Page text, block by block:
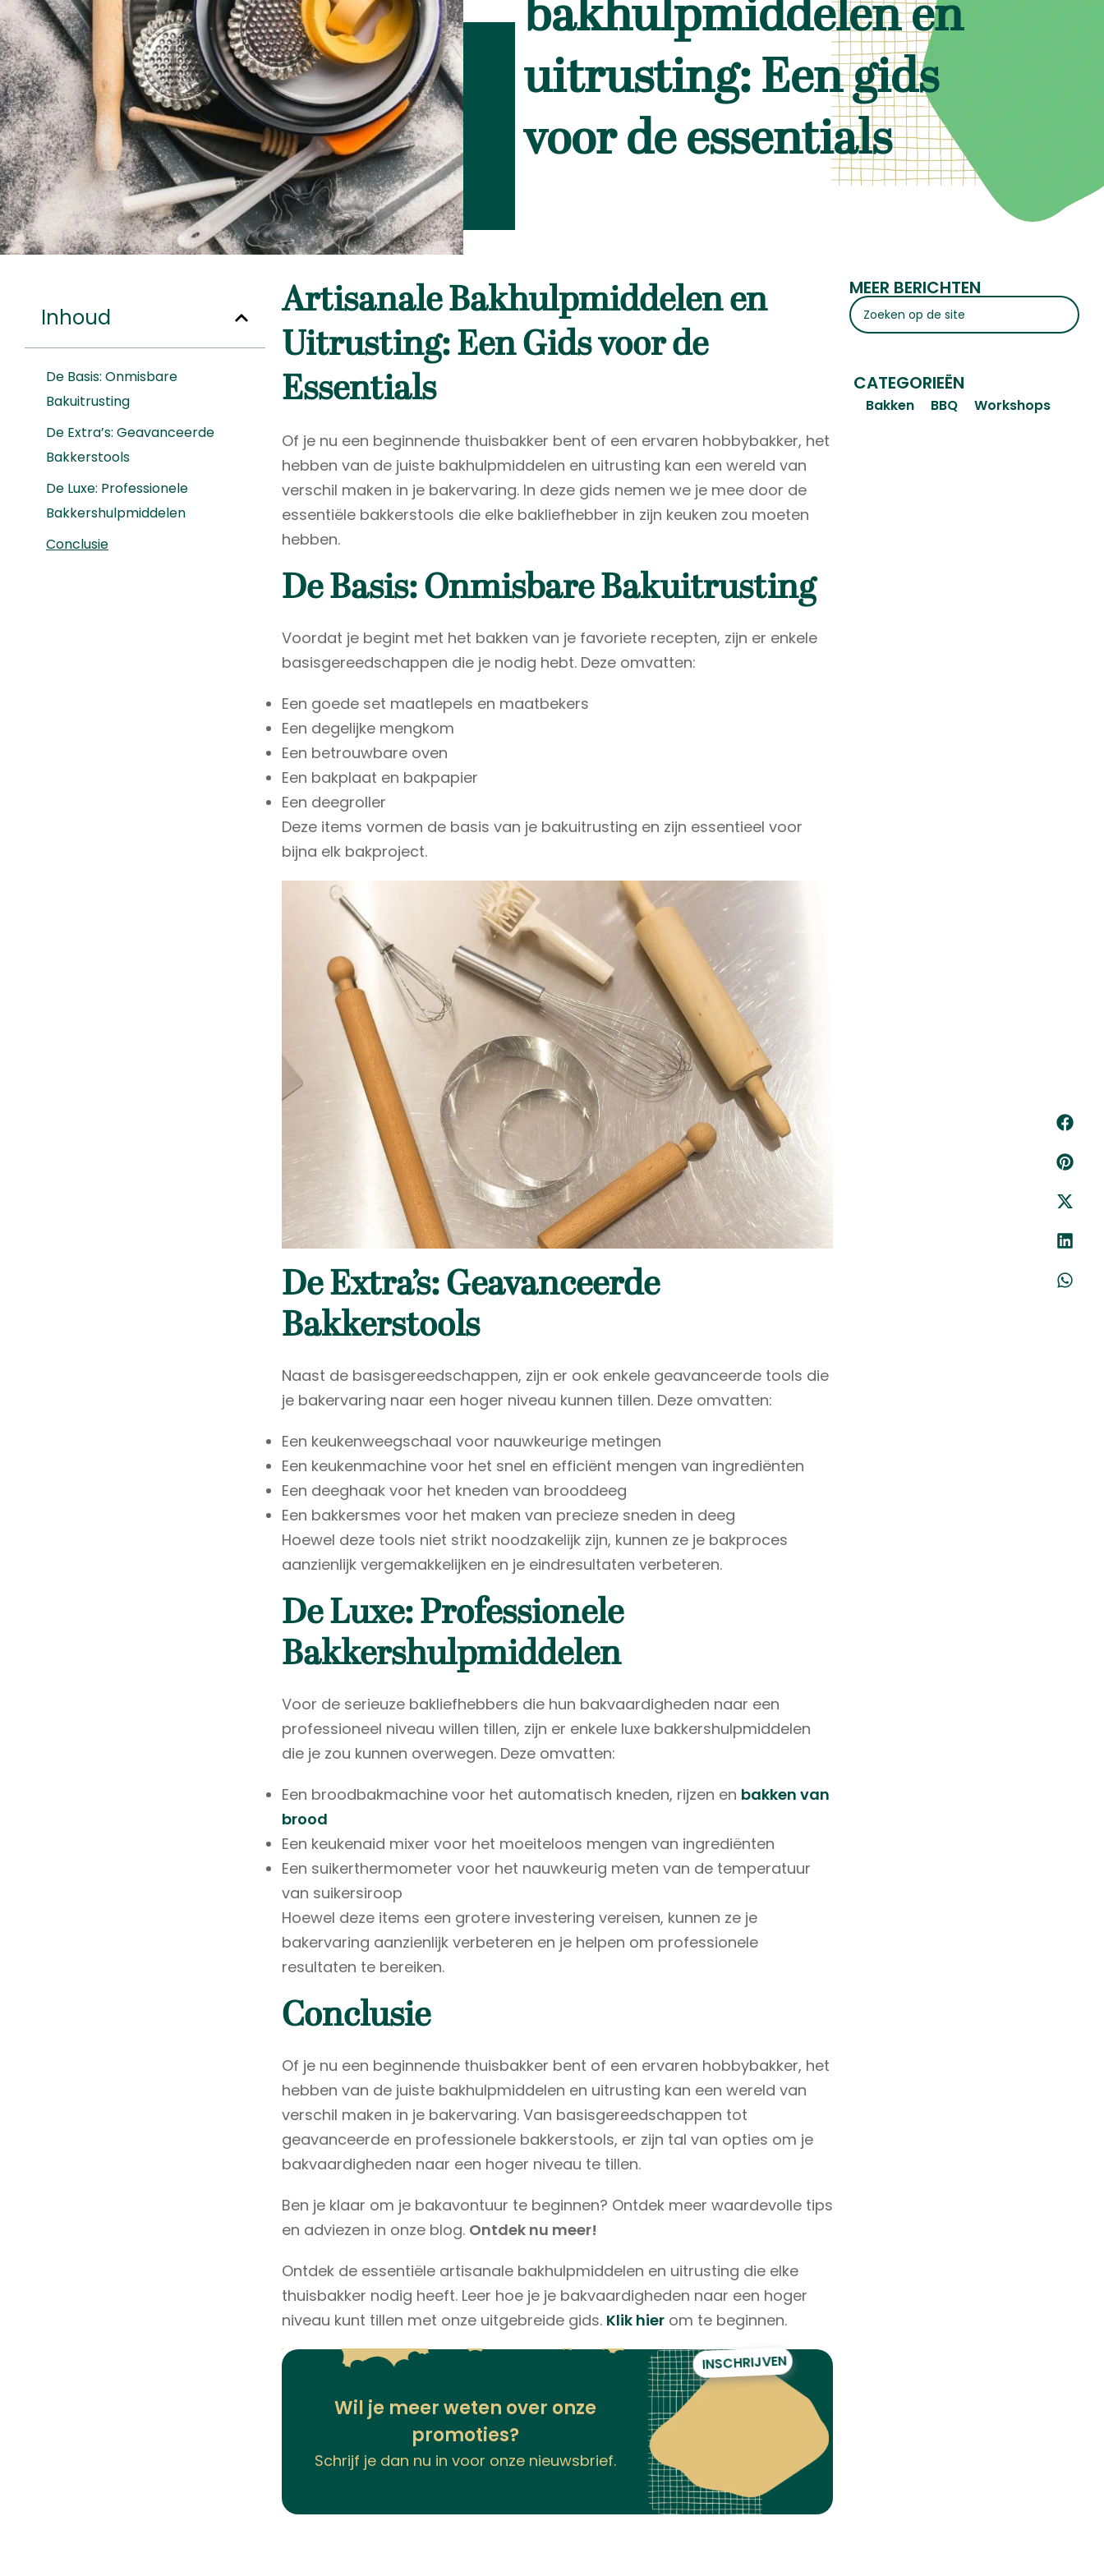
bakhulpmiddelen en
uitrusting: Een gids
voor de essentials
Inhoud
De Basis: Onmisbare
Bakuitrusting
De Extra’s: Geavanceerde
Bakkerstools
De Luxe: Professionele
Bakkershulpmiddelen
Conclusie
Artisanale Bakhulpmiddelen en
Uitrusting: Een Gids voor de
Essentials
Of je nu een beginnende thuisbakker bent of een ervaren hobbybakker, het
hebben van de juiste bakhulpmiddelen en uitrusting kan een wereld van
verschil maken in je bakervaring. In deze gids nemen we je mee door de
essentiële bakkerstools die elke bakliefhebber in zijn keuken zou moeten
hebben.
De Basis: Onmisbare Bakuitrusting
Voordat je begint met het bakken van je favoriete recepten, zijn er enkele
basisgereedschappen die je nodig hebt. Deze omvatten:
Een goede set maatlepels en maatbekers
Een degelijke mengkom
Een betrouwbare oven
Een bakplaat en bakpapier
Een deegroller
Deze items vormen de basis van je bakuitrusting en zijn essentieel voor
bijna elk bakproject.
De Extra’s: Geavanceerde
Bakkerstools
Naast de basisgereedschappen, zijn er ook enkele geavanceerde tools die
je bakervaring naar een hoger niveau kunnen tillen. Deze omvatten:
Een keukenweegschaal voor nauwkeurige metingen
Een keukenmachine voor het snel en efficiënt mengen van ingrediënten
Een deeghaak voor het kneden van brooddeeg
Een bakkersmes voor het maken van precieze sneden in deeg
Hoewel deze tools niet strikt noodzakelijk zijn, kunnen ze je bakproces
aanzienlijk vergemakkelijken en je eindresultaten verbeteren.
De Luxe: Professionele
Bakkershulpmiddelen
Voor de serieuze bakliefhebbers die hun bakvaardigheden naar een
professioneel niveau willen tillen, zijn er enkele luxe bakkershulpmiddelen
die je zou kunnen overwegen. Deze omvatten:
Een broodbakmachine voor het automatisch kneden, rijzen en bakken van
brood
Een keukenaid mixer voor het moeiteloos mengen van ingrediënten
Een suikerthermometer voor het nauwkeurig meten van de temperatuur
van suikersiroop
Hoewel deze items een grotere investering vereisen, kunnen ze je
bakervaring aanzienlijk verbeteren en je helpen om professionele
resultaten te bereiken.
Conclusie
Of je nu een beginnende thuisbakker bent of een ervaren hobbybakker, het
hebben van de juiste bakhulpmiddelen en uitrusting kan een wereld van
verschil maken in je bakervaring. Van basisgereedschappen tot
geavanceerde en professionele bakkerstools, er zijn tal van opties om je
bakvaardigheden naar een hoger niveau te tillen.
Ben je klaar om je bakavontuur te beginnen? Ontdek meer waardevolle tips
en adviezen in onze blog. Ontdek nu meer!
Ontdek de essentiële artisanale bakhulpmiddelen en uitrusting die elke
thuisbakker nodig heeft. Leer hoe je je bakvaardigheden naar een hoger
niveau kunt tillen met onze uitgebreide gids. Klik hierom te beginnen.
Wil je meer weten over onze
promoties?
Schrijf je dan nu in voor onze nieuwsbrief.
INSCHRIJVEN
MEER BERICHTEN
CATEGORIEËN
Bakken BBQ Workshops